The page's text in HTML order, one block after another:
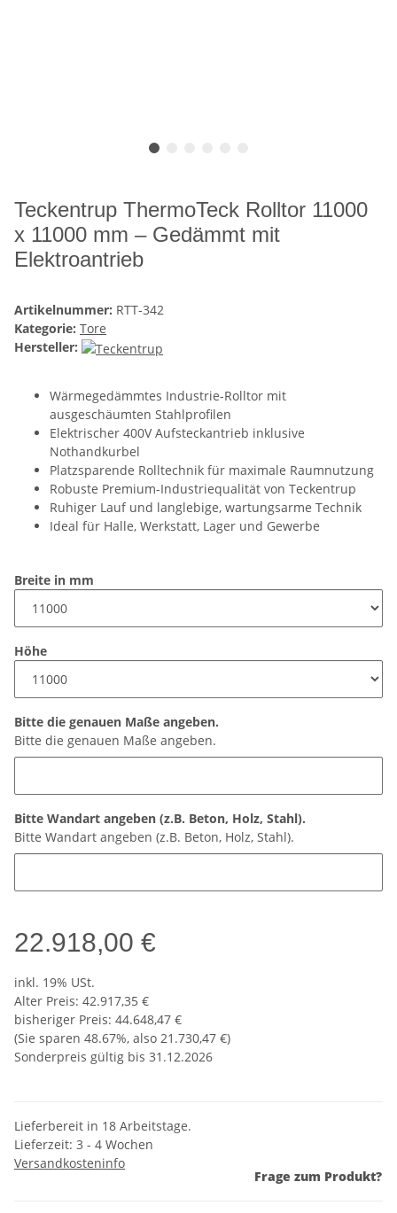
Teckentrup ThermoTeck Rolltor 11000
x 11000 mm – Gedämmt mit
Elektroantrieb
Artikelnummer: RTT-342
Kategorie: Tore
Hersteller:
Wärmegedämmtes Industrie-Rolltor mit
ausgeschäumten Stahlprofilen
Elektrischer 400V Aufsteckantrieb inklusive
Nothandkurbel
Platzsparende Rolltechnik für maximale Raumnutzung
Robuste Premium-Industriequalität von Teckentrup
Ruhiger Lauf und langlebige, wartungsarme Technik
Ideal für Halle, Werkstatt, Lager und Gewerbe
Breite in mm
Höhe
Bitte die genauen Maße angeben.
Bitte die genauen Maße angeben.
Bitte Wandart angeben (z.B. Beton, Holz, Stahl).
Bitte Wandart angeben (z.B. Beton, Holz, Stahl).
22.918,00 €
inkl. 19% USt.
Alter Preis: 42.917,35 €
bisheriger Preis: 44.648,47 €
(Sie sparen 48.67%, also 21.730,47 €)
Sonderpreis gültig bis 31.12.2026
Lieferbereit in 18 Arbeitstage.
Lieferzeit: 3 - 4 Wochen
Versandkosteninfo
Frage zum Produkt?